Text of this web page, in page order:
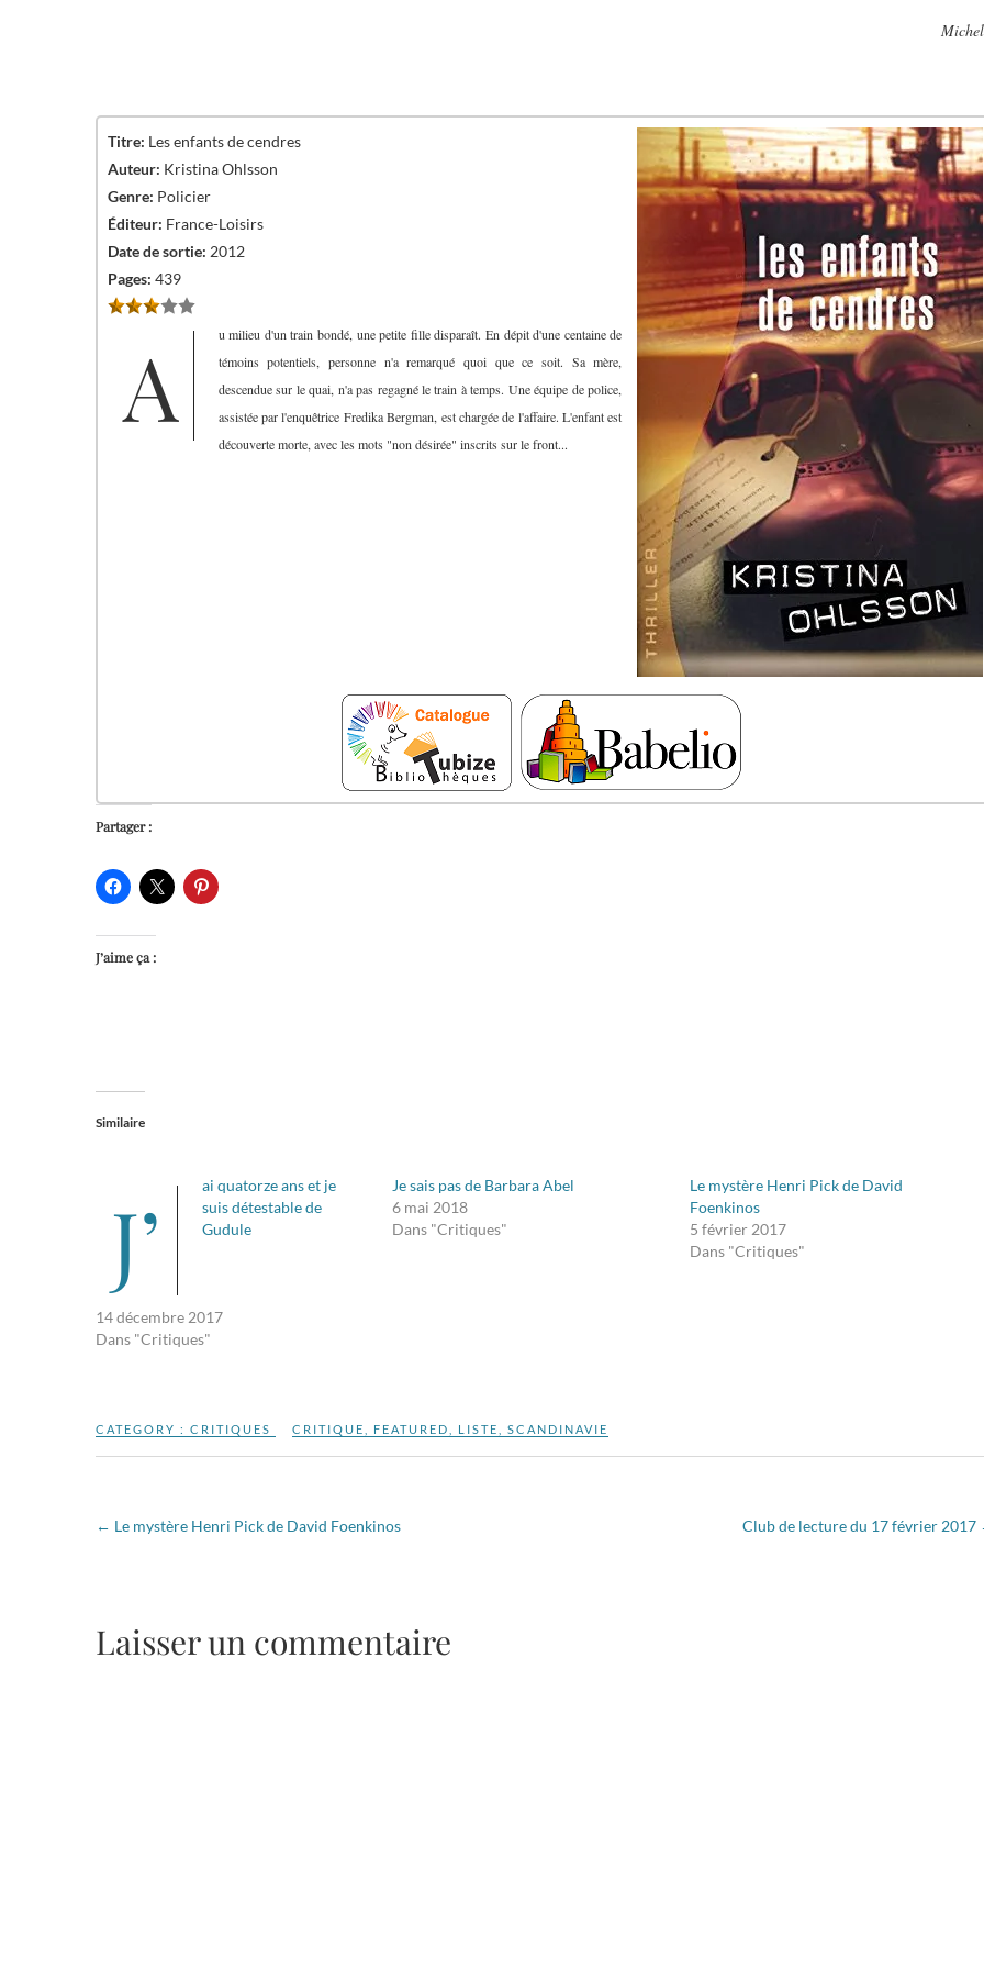
Titre: Les enfants de cendres
Auteur: Kristina Ohlsson
Genre: Policier
Éditeur: France-Loisirs
Date de sortie: 2012
Pages: 439
Au milieu d'un train bondé, une petite fille disparaît. En dépit d'une centaine de
témoins potentiels, personne n'a remarqué quoi que ce soit. Sa mère,
descendue sur le quai, n'a pas regagné le train à temps. Une équipe de police,
assistée par l'enquêtrice Fredika Bergman, est chargée de l'affaire. L'enfant est
découverte morte, avec les mots "non désirée" inscrits sur le front...
Partager :
J’aime ça :
Similaire
J’
ai quatorze ans et je
suis détestable de
Gudule
14 décembre 2017
Dans "Critiques"
Je sais pas de Barbara Abel
6 mai 2018
Dans "Critiques"
Le mystère Henri Pick de David
Foenkinos
5 février 2017
Dans "Critiques"
CATEGORY : CRITIQUES CRITIQUE FEATURED LISTE SCANDINAVIE
← Le mystère Henri Pick de David Foenkinos Club de lecture du 17 février 2017
Laisser un commentaire